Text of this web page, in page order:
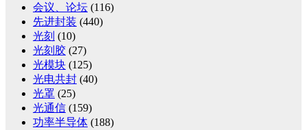
会议、论坛 (116)
先进封装 (440)
光刻 (10)
光刻胶 (27)
光模块 (125)
光电共封 (40)
光罩 (25)
光通信 (159)
功率半导体 (188)